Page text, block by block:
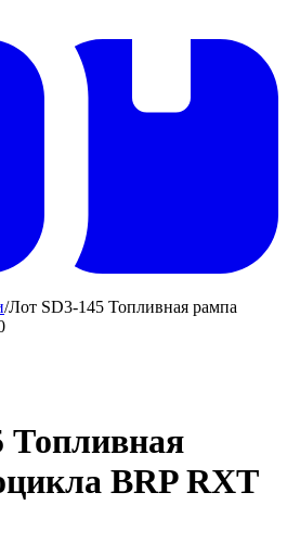
/Лот SD3-145 Топливная рампа
Топливная
BRP RXT